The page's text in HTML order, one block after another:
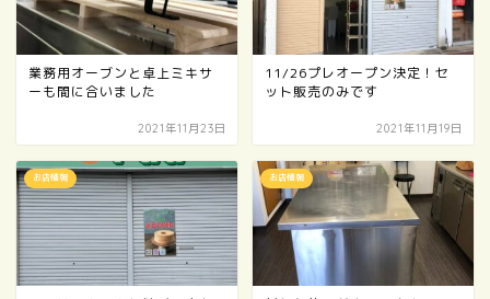
業務用オーブンと卓上ミキサ
ーも間に合いました
2021年11月23日
11/26プレオープン決定！セ
ット販売のみです
2021年11月19日
お店情報 お店情報